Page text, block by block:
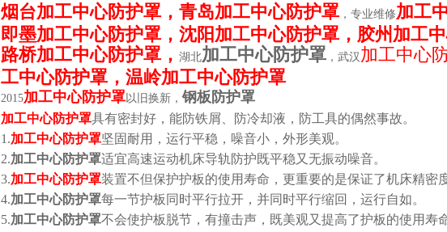
烟台加工中心防护罩，青岛加工中心防护罩 ，专业维修加工
即墨加工中心防护罩，沈阳加工中心防护罩，胶州加工
路桥加工中心防护罩， 湖北加工中心防护罩 ，武汉 加工中心
工中心防护罩，温岭加工中心防护罩
2015加工中心防护罩以旧换新， 钢板防护罩
加工中心防护罩具有密封好，能防铁屑、防冷却液，防工具的偶然事故。
1.加工中心防护罩坚固耐用，运行平稳，噪音小，外形美观。
2.加工中心防护罩适宜高速运动机床导轨防护既平稳又无振动噪音。
3.加工中心防护罩装置不但保护护板的使用寿命，更重要的是保证了机床精密度
4.加工中心防护罩每一节护板同时平行拉开，并同时平行缩回，运行自如。
5.加工中心防护罩不会使护板脱节，有撞击声，既美观又提高了护板的使用寿命